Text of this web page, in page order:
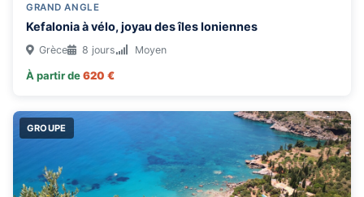
GRAND ANGLE
Kefalonia à vélo, joyau des îles Ioniennes
Grèce 8 jours Moyen
À partir de620 €
GROUPE